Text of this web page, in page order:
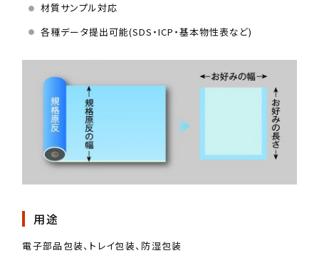
材質サンプル対応
各種データ提出可能(SDS・ICP・基本物性表など)
用途
電子部品包装、トレイ包装、防湿包装